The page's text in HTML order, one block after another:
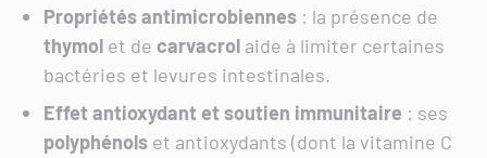
Propriétés antimicrobiennes : la présence de
thymol et de carvacrol aide à limiter certaines
bactéries et levures intestinales.
Effet antioxydant et soutien immunitaire : ses
polyphénols et antioxydants (dont la vitamine C